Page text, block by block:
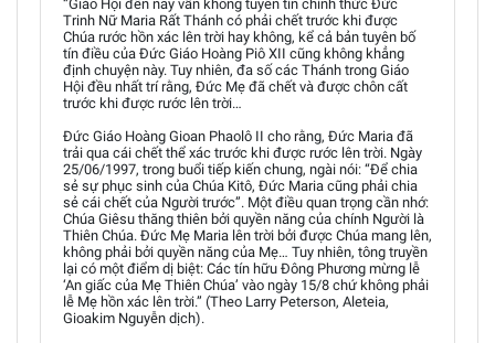
“Giáo Hội đến nay vẫn không tuyên tín chính thức Đức
Trinh Nữ Maria Rất Thánh có phải chết trước khi được
Chúa rước hồn xác lên trời hay không, kể cả bản tuyên bố
tín điều của Đức Giáo Hoàng Piô XII cũng không khẳng
định chuyện này. Tuy nhiên, đa số các Thánh trong Giáo
Hội đều nhất trí rằng, Đức Mẹ đã chết và được chôn cất
trước khi được rước lên trời…
Đức Giáo Hoàng Gioan Phaolô II cho rằng, Đức Maria đã
trải qua cái chết thể xác trước khi được rước lên trời. Ngày
25/06/1997, trong buổi tiếp kiến chung, ngài nói: “Để chia
sẻ sự phục sinh của Chúa Kitô, Đức Maria cũng phải chia
sẻ cái chết của Người trước”. Một điều quan trọng cần nhớ:
Chúa Giêsu thăng thiên bởi quyền năng của chính Người là
Thiên Chúa. Đức Mẹ Maria lên trời bởi được Chúa mang lên,
không phải bởi quyền năng của Mẹ… Tuy nhiên, tông truyền
lại có một điểm dị biệt: Các tín hữu Đông Phương mừng lễ
‘An giấc của Mẹ Thiên Chúa’ vào ngày 15/8 chứ không phải
lễ Mẹ hồn xác lên trời.” (Theo Larry Peterson, Aleteia,
Gioakim Nguyễn dịch).